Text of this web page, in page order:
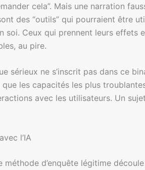
cela”. Mais une narration
des “outils” qui pourraient être
soi. Ceux qui prennent leurs effets
au pire.
sérieux ne s’inscrit pas dans ce
que les capacités les plus
avec les utilisateurs. Un
l’IA
méthode d’enquête légitime